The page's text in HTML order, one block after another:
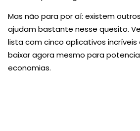
Mas não para por aí: existem
ajudam bastante nesse quesito.
lista com cinco aplicativos
baixar agora mesmo para
economias.